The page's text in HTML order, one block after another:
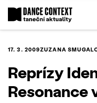
17. 3. 2009ZUZANA
Reprízy
Resonance